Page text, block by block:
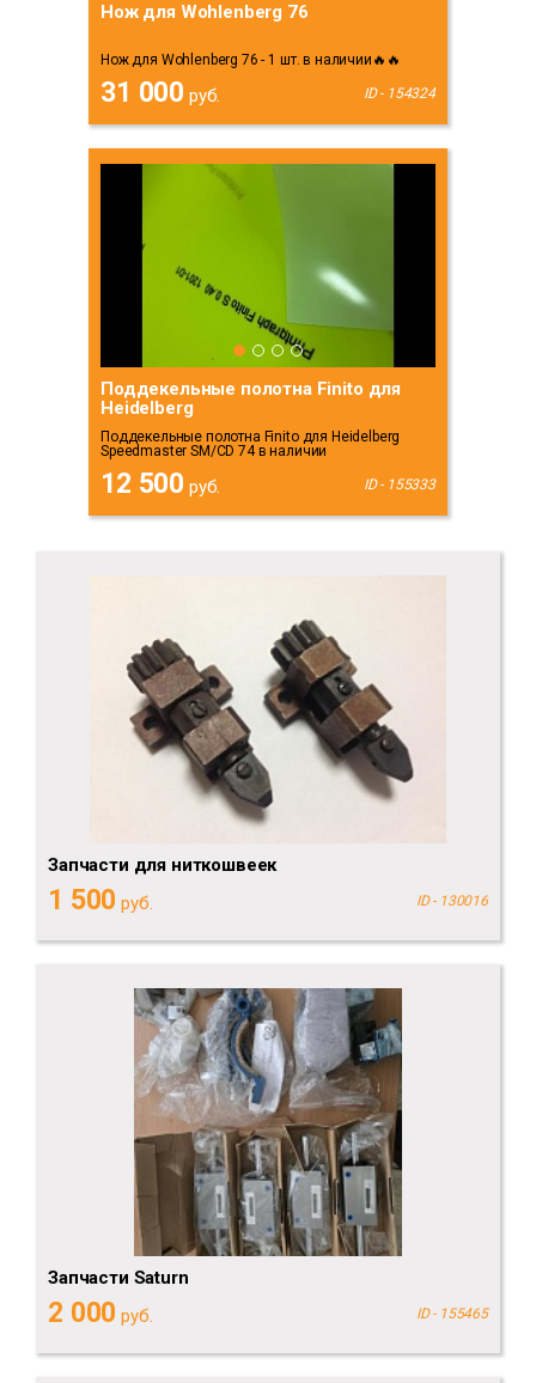
Нож для Wohlenberg 76
Нож для Wohlenberg 76 - 1 шт. в наличии🔥🔥
31 000 руб. ID - 154324
Поддекельные полотна Finito для
Heidelberg
Поддекельные полотна Finito для Heidelberg
Speedmaster SM/CD 74 в наличии
12 500 руб. ID - 155333
Запчасти для ниткошвеек
1 500 руб. ID - 130016
Запчасти Saturn
2 000 руб. ID - 155465